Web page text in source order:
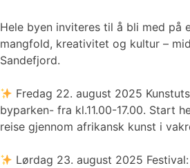
Hele byen inviteres til å bli med på
mangfold, kreativitet og kultur –
Sandefjord.
Fredag 22. august 2025
byparken- fra kl.11.00-17.00. Start
reise gjennom afrikansk kunst i
Lørdag 23. august 2025